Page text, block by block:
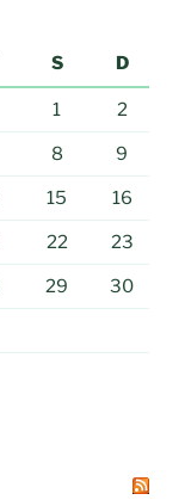
S D
1 2
8 9
15 16
22 23
29 30